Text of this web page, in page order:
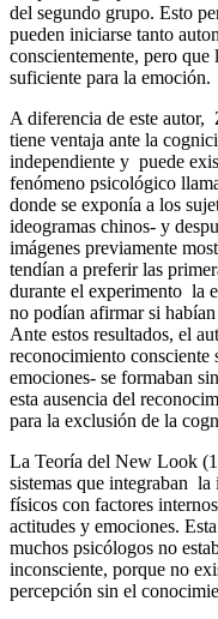
del segundo grupo. Esto
pueden iniciarse tanto
conscientemente, pero
suficiente para la emoción.
A diferencia de este
tiene ventaja ante la
independiente y puede
fenómeno psicológico
donde se exponía a los
ideogramas chinos- y
imágenes previamente
tendían a preferir las
durante el experimento la
no podían afirmar si
Ante estos resultados, el
reconocimiento consciente
emociones- se formaban
esta ausencia del
para la exclusión de la
La Teoría del New Look
sistemas que integraban
físicos con factores
actitudes y emociones.
muchos psicólogos no
inconsciente, porque no
percepción sin el